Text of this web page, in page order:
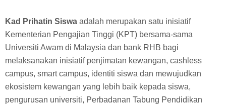
Kad Prihatin Siswa adalah merupakan satu inisiatif
Kementerian Pengajian Tinggi (KPT) bersama-sama
Universiti Awam di Malaysia dan bank RHB bagi
melaksanakan inisiatif penjimatan kewangan, cashless
campus, smart campus, identiti siswa dan mewujudkan
ekosistem kewangan yang lebih baik kepada siswa,
pengurusan universiti, Perbadanan Tabung Pendidikan